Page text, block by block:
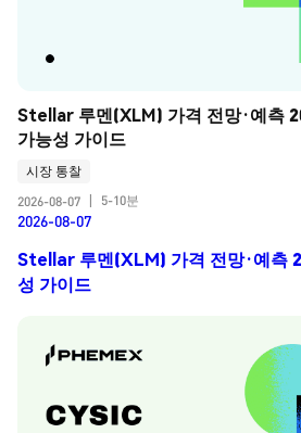
Stellar 루멘(XLM) 가격 전망·예측
가능성 가이드
시장 통찰
2026-08-07
5-10분
2026-08-07
Stellar 루멘(XLM) 가격 전망·예측
성 가이드